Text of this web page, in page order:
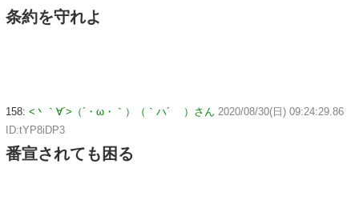
条約を守れよ
158: <丶｀∀´>（´・ω・｀）（｀ハ´ ）さん 2020/08/30(日) 09:24:29.86
ID:tYP8iDP3
番宣されても困る